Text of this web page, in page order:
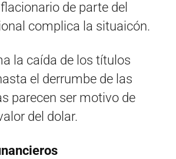
de parte del
complica la situaicón.
la caída de los títulos
el derrumbe de las
parecen ser motivo de
del dolar.